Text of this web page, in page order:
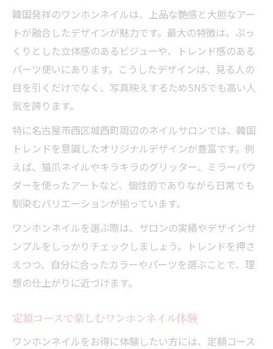
韓国発祥のワンホンネイルは、上品な艶感と大胆なアー
トが融合したデザインが魅力です。最大の特徴は、ぷっ
くりとした立体感のあるビジューや、トレンド感のある
パーツ使いにあります。こうしたデザインは、見る人の
目を引くだけでなく、写真映えするためSNSでも高い人
気を誇ります。
特に名古屋市西区城西町周辺のネイルサロンでは、韓国
トレンドを意識したオリジナルデザインが豊富です。例
えば、猫爪ネイルやキラキラのグリッター、ミラーパウ
ダーを使ったアートなど、個性的でありながら日常でも
馴染むバリエーションが揃っています。
ワンホンネイルを選ぶ際は、サロンの実績やデザインサ
ンプルをしっかりチェックしましょう。トレンドを押さ
えつつ、自分に合ったカラーやパーツを選ぶことで、理
想の仕上がりに近づけます。
定額コースで楽しむワンホンネイル体験
ワンホンネイルをお得に体験したい方には、定額コース